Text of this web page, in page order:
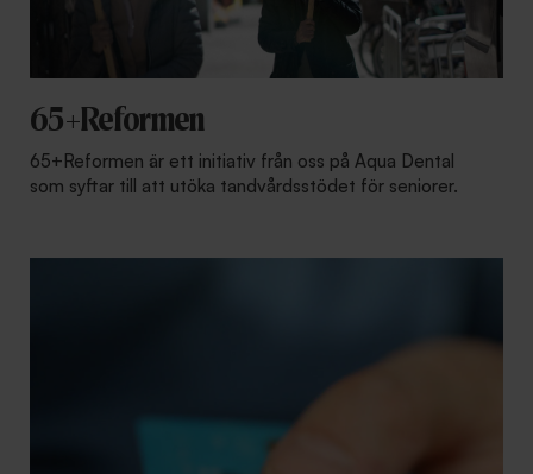
65+Reformen
65+Reformen är ett initiativ från oss på Aqua Dental
som syftar till att utöka tandvårdsstödet för seniorer.